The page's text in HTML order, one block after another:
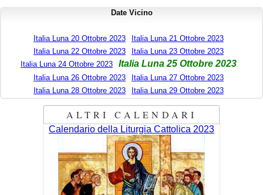
Date Vicino
Italia Luna 20 Ottobre 2023
Italia Luna 21 Ottobre 2023
Italia Luna 22 Ottobre 2023
Italia Luna 23 Ottobre 2023
Italia Luna 24 Ottobre 2023
Italia Luna 25 Ottobre 2023
Italia Luna 26 Ottobre 2023
Italia Luna 27 Ottobre 2023
Italia Luna 28 Ottobre 2023
Italia Luna 29 Ottobre 2023
ALTRI CALENDARI
Calendario della Liturgia Cattolica 2023